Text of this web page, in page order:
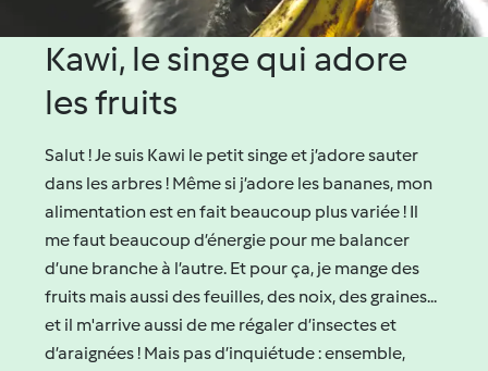
Kawi, le singe qui adore
les fruits
Salut ! Je suis Kawi le petit singe et j’adore sauter
dans les arbres ! Même si j’adore les bananes, mon
alimentation est en fait beaucoup plus variée ! Il
me faut beaucoup d’énergie pour me balancer
d’une branche à l’autre. Et pour ça, je mange des
fruits mais aussi des feuilles, des noix, des graines...
et il m'arrive aussi de me régaler d’insectes et
d’araignées ! Mais pas d’inquiétude : ensemble,